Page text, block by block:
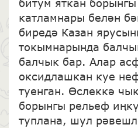
битум яткан
катламнары белән
биредә Казан
токымнарында
балчык бар. Алар
оксидлашкан куе
туенган. Өслеккә
борынгы рельеф
туплана, шул